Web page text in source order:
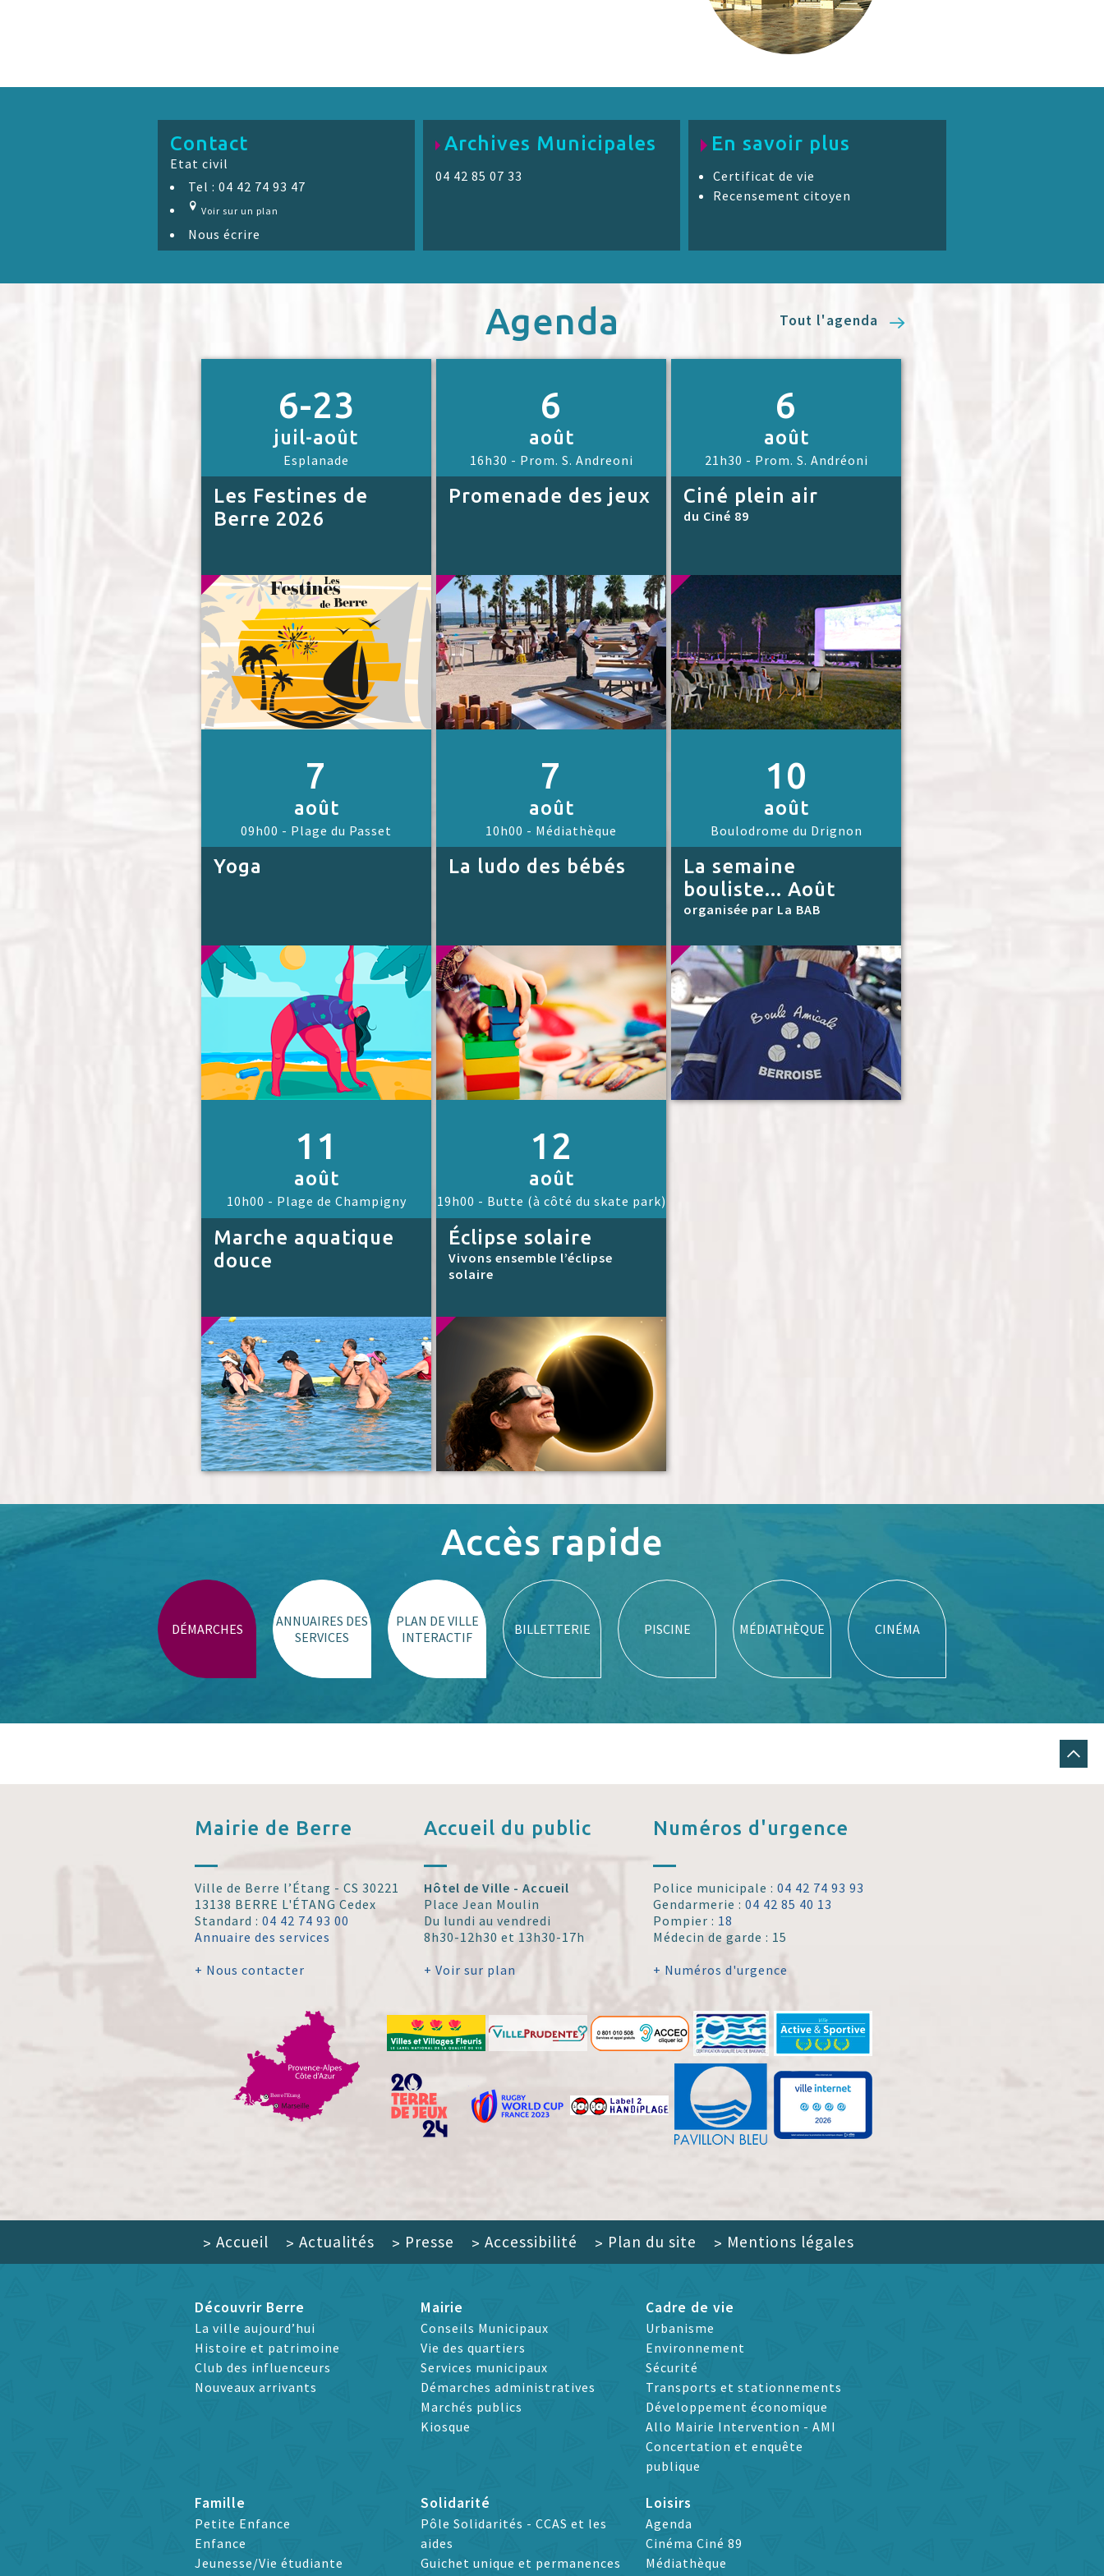
Contact
Etat civil
Tel : 04 42 74 93 47
Voir sur un plan
Nous écrire
Archives Municipales
04 42 85 07 33
En savoir plus
Certificat de vie
Recensement citoyen
Agenda Tout l'agenda
6-23
juil-août
Esplanade
Les Festines de
Berre 2026
6
août
16h30 - Prom. S. Andreoni
Promenade des jeux
6
août
21h30 - Prom. S. Andréoni
Ciné plein air
du Ciné 89
7
août
09h00 - Plage du Passet
Yoga
7
août
10h00 - Médiathèque
La ludo des bébés
10
août
Boulodrome du Drignon
La semaine
bouliste... Août
organisée par La BAB
11
août
10h00 - Plage de Champigny
Marche aquatique
douce
12
août
19h00 - Butte (à côté du skate park)
Éclipse solaire
Vivons ensemble l’éclipse
solaire
Accès rapide
DÉMARCHES
ANNUAIRES DES
SERVICES
PLAN DE VILLE
INTERACTIF
BILLETTERIE PISCINE MÉDIATHÈQUE CINÉMA
Mairie de Berre
Ville de Berre l’Étang - CS 30221
13138 BERRE L'ÉTANG Cedex
Standard :04 42 74 93 00
Annuaire des services
+ Nous contacter
Accueil du public
Hôtel de Ville - Accueil
Place Jean Moulin
Du lundi au vendredi
8h30-12h30 et 13h30-17h
+ Voir sur plan
Numéros d'urgence
Police municipale :04 42 74 93 93
Gendarmerie :04 42 85 40 13
Pompier : 18
Médecin de garde : 15
+ Numéros d'urgence
> Accueil > Actualités > Presse > Accessibilité > Plan du site > Mentions légales
Découvrir Berre
La ville aujourd’hui
Histoire et patrimoine
Club des influenceurs
Nouveaux arrivants
Mairie
Conseils Municipaux
Vie des quartiers
Services municipaux
Démarches administratives
Marchés publics
Kiosque
Cadre de vie
Urbanisme
Environnement
Sécurité
Transports et stationnements
Développement économique
Allo Mairie Intervention - AMI
Concertation et enquête
publique
Famille
Petite Enfance
Enfance
Jeunesse/Vie étudiante
Solidarité
Pôle Solidarités - CCAS et les
aides
Guichet unique et permanences
Loisirs
Agenda
Cinéma Ciné 89
Médiathèque